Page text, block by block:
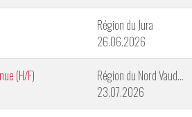
Région du Jura
26.06.2026
(H/F)
Région du Nord Vaudois
23.07.2026